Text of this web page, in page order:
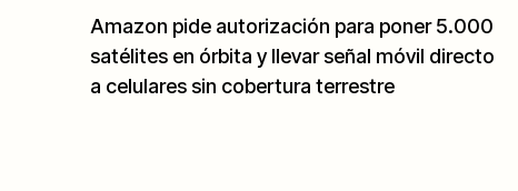
Amazon pide autorización para poner 5.000
satélites en órbita y llevar señal móvil directo
a celulares sin cobertura terrestre